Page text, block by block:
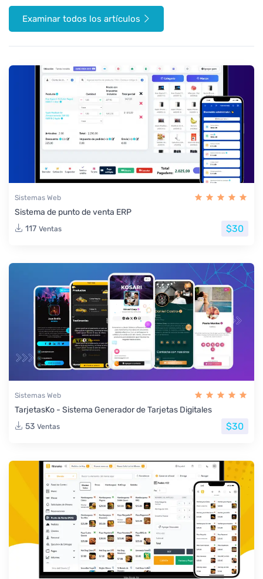
Examinar todos los artículos
Sistemas Web
Sistema de punto de venta ERP
117 Ventas $30
Sistemas Web
TarjetasKo - Sistema Generador de Tarjetas Digitales
53 Ventas $30